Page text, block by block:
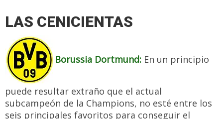
LAS CENICIENTAS
Borussia Dortmund: En un principio
puede resultar extraño que el actual
subcampeón de la Champions, no esté entre los
seis principales favoritos para conseguir el